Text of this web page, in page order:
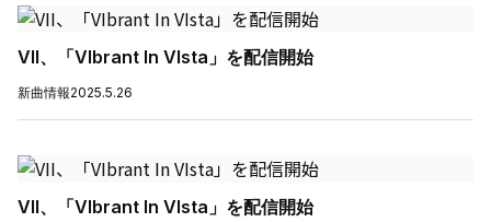
VII、「VIbrant In VIsta」を配信開始
新曲情報2025.5.26
VII、「VIbrant In VIsta」を配信開始